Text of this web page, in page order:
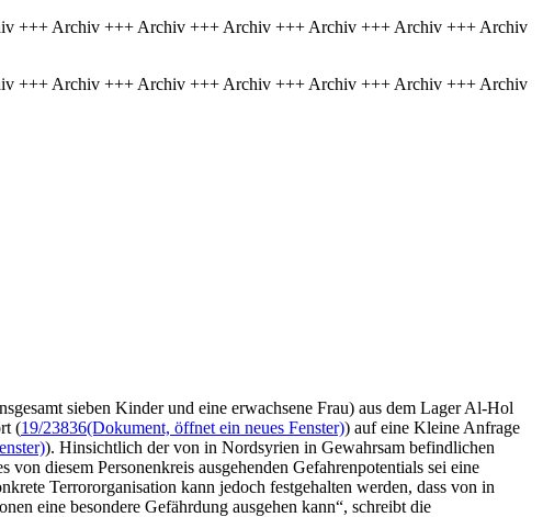
+++ Archiv +++ Archiv +++ Archiv +++ Archiv +++ Archiv +++ Archiv
+++ Archiv +++ Archiv +++ Archiv +++ Archiv +++ Archiv +++ Archiv
sieben Kinder und eine erwachsene Frau) aus dem Lager Al-Hol
(19/23836(Dokument, öffnet ein neues Fenster)) auf eine Kleine Anfrage
). Hinsichtlich der von in Nordsyrien in Gewahrsam befindlichen
diesem Personenkreis ausgehenden Gefahrenpotentials sei eine
Terrororganisation kann jedoch festgehalten werden, dass von in
eine besondere Gefährdung ausgehen kann“, schreibt die